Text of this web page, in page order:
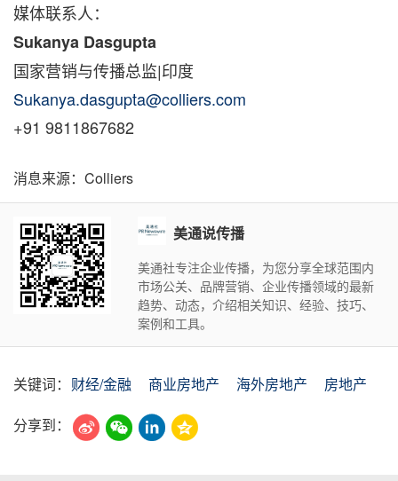
媒体联系人：
Sukanya Dasgupta
国家营销与传播总监|印度
Sukanya.dasgupta@colliers.com
+91 9811867682
消息来源：Colliers
美通说传播
美通社专注企业传播，为您分享全球范围内
市场公关、品牌营销、企业传播领域的最新
趋势、动态，介绍相关知识、经验、技巧、
案例和工具。
关键词： 财经/金融 商业房地产 海外房地产
房地产
分享到：